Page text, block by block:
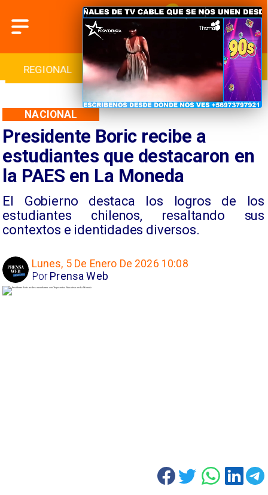
INTERNACIONAL DEPORTES CULTURA
Presidente Boric recibe a
estudiantes que destacaron en
la PAES en La Moneda
El Gobierno destaca los logros de los
estudiantes chilenos, resaltando sus
contextos e identidades diversos.
NACIONAL
Lunes, 5 De Enero De 2026 10:08
Prensa Web
Por